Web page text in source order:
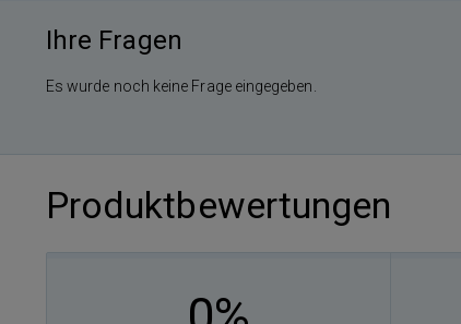
Ihre Fragen
Es wurde noch keine Frage eingegeben.
Produktbewertungen